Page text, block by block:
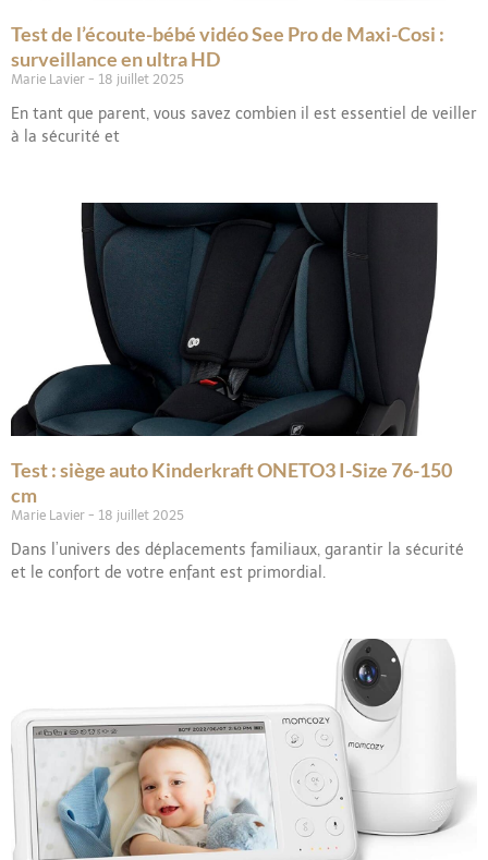
Test de l’écoute-bébé vidéo See Pro de Maxi-Cosi :
surveillance en ultra HD
Marie Lavier 18 juillet 2025
En tant que parent, vous savez combien il est essentiel de veiller
à la sécurité et
Test : siège auto Kinderkraft ONETO3 I-Size 76-150
cm
Marie Lavier 18 juillet 2025
Dans l’univers des déplacements familiaux, garantir la sécurité
et le confort de votre enfant est primordial.